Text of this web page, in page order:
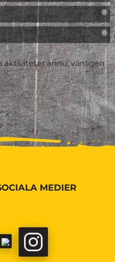
0
0
aktiviteter ännu, vänligen
MEDIER